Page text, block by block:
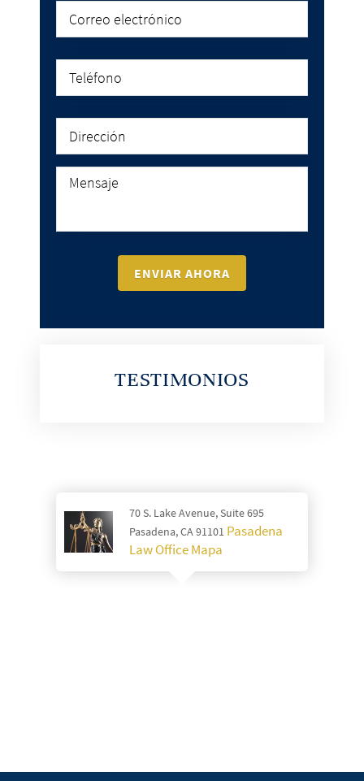
TESTIMONIOS
70 S. Lake Avenue, Suite 695
Pasadena, CA 91101 Pasadena
Law Office Mapa